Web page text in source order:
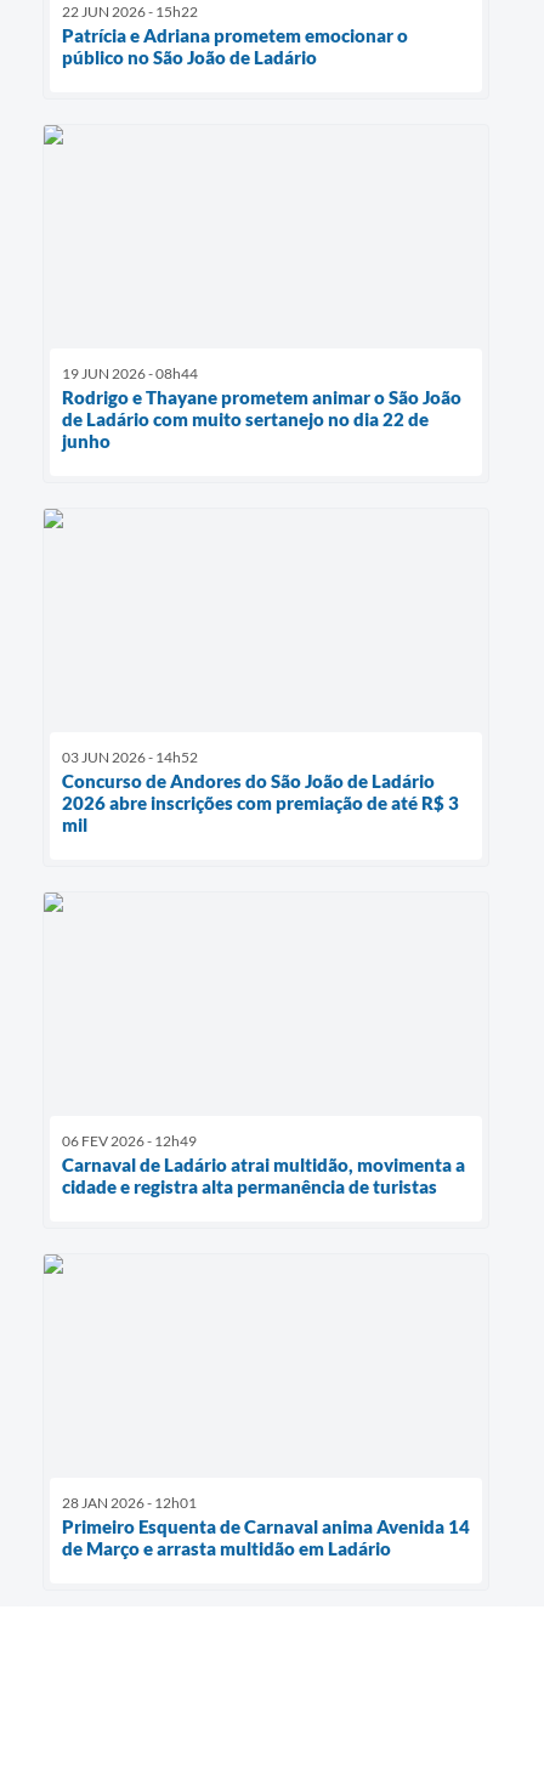
22 JUN 2026 - 15h22
Patrícia e Adriana prometem emocionar o
público no São João de Ladário
19 JUN 2026 - 08h44
Rodrigo e Thayane prometem animar o São João
de Ladário com muito sertanejo no dia 22 de
junho
03 JUN 2026 - 14h52
Concurso de Andores do São João de Ladário
2026 abre inscrições com premiação de até R$ 3
mil
06 FEV 2026 - 12h49
Carnaval de Ladário atrai multidão, movimenta a
cidade e registra alta permanência de turistas
28 JAN 2026 - 12h01
Primeiro Esquenta de Carnaval anima Avenida 14
de Março e arrasta multidão em Ladário